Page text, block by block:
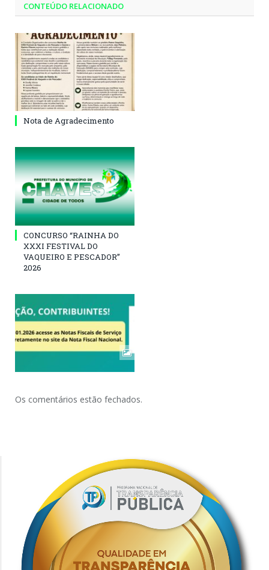
CONTEÚDO RELACIONADO
Nota de Agradecimento
CONCURSO “RAINHA DO
XXXI FESTIVAL DO
VAQUEIRO E PESCADOR”
2026
Os comentários estão fechados.